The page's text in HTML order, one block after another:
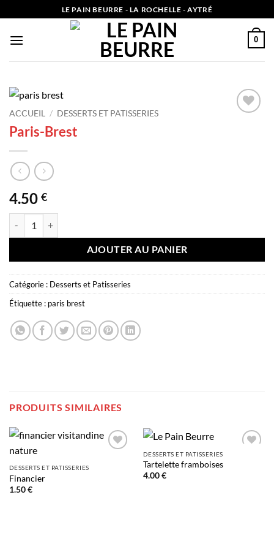
au
contenu
LE PAIN BEURRE - LA ROCHELLE - AYTRÉ
0
ACCUEIL / DESSERTS ET PATISSERIES
Paris-Brest
4.50 €
AJOUTER AU PANIER
Catégorie : Desserts et Patisseries
Étiquette : paris brest
PRODUITS SIMILAIRES
DESSERTS ET PATISSERIES
Financier
1.50€
DESSERTS ET PATISSERIES
Tartelette framboises
4.00€